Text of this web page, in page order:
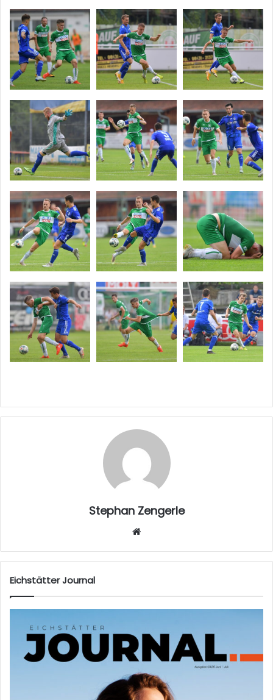
Stephan Zengerle
sei
Eichstätter Journal